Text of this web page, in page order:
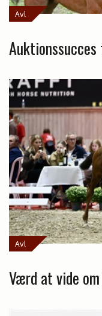
Avl
Avl
Værd at vide